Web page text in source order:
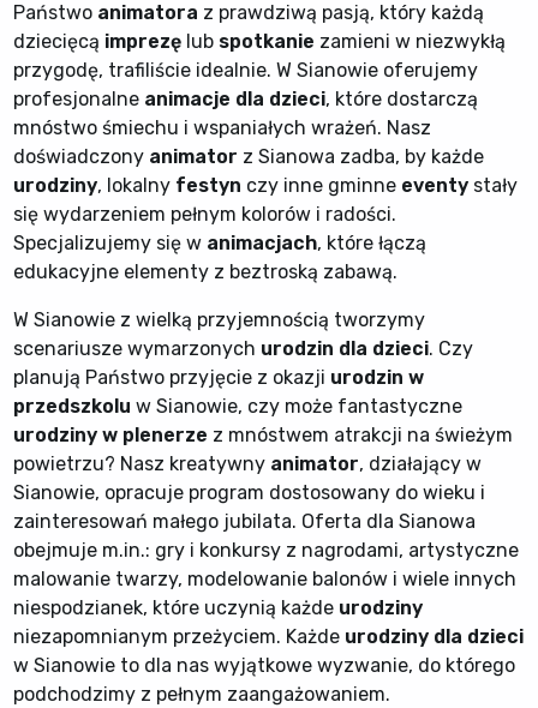
Państwo animatora z prawdziwą pasją, który każdą
dziecięcą imprezę lub spotkanie zamieni w niezwykłą
przygodę, trafiliście idealnie. W Sianowie oferujemy
profesjonalne animacje dla dzieci, które dostarczą
mnóstwo śmiechu i wspaniałych wrażeń. Nasz
doświadczony animator z Sianowa zadba, by każde
urodziny, lokalny festyn czy inne gminne eventy stały
się wydarzeniem pełnym kolorów i radości.
Specjalizujemy się w animacjach, które łączą
edukacyjne elementy z beztroską zabawą.
W Sianowie z wielką przyjemnością tworzymy
scenariusze wymarzonych urodzin dla dzieci. Czy
planują Państwo przyjęcie z okazji urodzin w
przedszkolu w Sianowie, czy może fantastyczne
urodziny w plenerze z mnóstwem atrakcji na świeżym
powietrzu? Nasz kreatywny animator, działający w
Sianowie, opracuje program dostosowany do wieku i
zainteresowań małego jubilata. Oferta dla Sianowa
obejmuje m.in.: gry i konkursy z nagrodami, artystyczne
malowanie twarzy, modelowanie balonów i wiele innych
niespodzianek, które uczynią każde urodziny
niezapomnianym przeżyciem. Każde urodziny dla dzieci
w Sianowie to dla nas wyjątkowe wyzwanie, do którego
podchodzimy z pełnym zaangażowaniem.